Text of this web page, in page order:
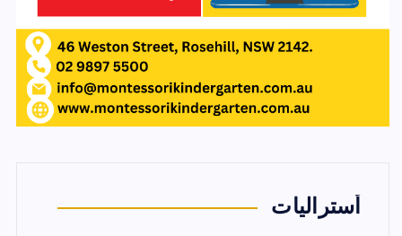
أستراليات